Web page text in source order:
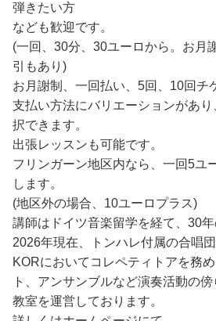
弾きたい方
なども歓迎です。
(一回、30分、30ユーロから。お月
引もあり)
お月謝制、一回払い、5回、10回チ
支払い方法にバリエーションがあ
択できます。
出張レッスンも可能です。
フリンガーン地区内なら、一回5ユ
します。
(地区外の場合、10ユーロプラス)
講師はドイツ音楽留学を経て、30年
2026年現在、トンハレ付属の合唱
KORにおいてコレペティトアを務
ト、アンサンブルなど演奏活動の
教室を運営しております。